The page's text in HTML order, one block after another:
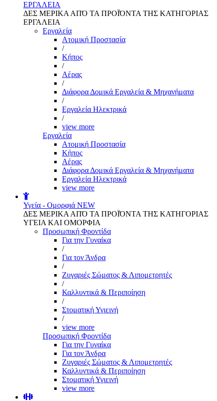
ΕΡΓΑΛΕΙΑ
ΔΕΣ ΜΕΡΙΚΑ ΑΠΌ ΤΑ ΠΡΟΪΌΝΤΑ ΤΗΣ ΚΑΤΗΓΟΡΙΑΣ
ΕΡΓΑΛΕΙΑ
Εργαλεία
Aτομική Προστασία
/
Kήπος
/
Αέρας
/
Διάφορα Δομικά Εργαλεία & Μηχανήματα
/
Εργαλεία Ηλεκτρικά
/
view more
Εργαλεία
Aτομική Προστασία
Kήπος
Αέρας
Διάφορα Δομικά Εργαλεία & Μηχανήματα
Εργαλεία Ηλεκτρικά
view more
Υγεία - Ομορφιά NEW
ΔΕΣ ΜΕΡΙΚΑ ΑΠΌ ΤΑ ΠΡΟΪΌΝΤΑ ΤΗΣ ΚΑΤΗΓΟΡΙΑΣ
ΥΓΕΙΑ ΚΑΙ ΟΜΟΡΦΙΑ
Προσωπική Φροντίδα
Για την Γυναίκα
/
Για τον Άνδρα
/
Ζυγαριές Σώματος & Λιπομετρητές
/
Καλλυντικά & Περιποίηση
/
Στοματική Υγιεινή
/
view more
Προσωπική Φροντίδα
Για την Γυναίκα
Για τον Άνδρα
Ζυγαριές Σώματος & Λιπομετρητές
Καλλυντικά & Περιποίηση
Στοματική Υγιεινή
view more